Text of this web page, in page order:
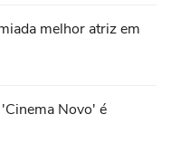
melhor atriz em
Novo' é